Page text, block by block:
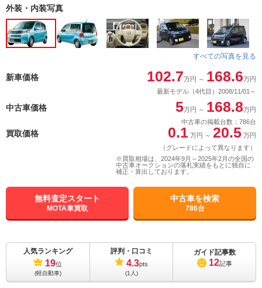
外装・内装写真
すべての写真を見る
新車価格 102.7万円 ～ 168.6万円
最新モデル（4代目）2008/11/01～
中古車価格 5万円 ～ 168.8万円
中古車の掲載台数：786台
買取価格 0.1 万円 ～ 20.5 万円
（グレードによって異なります）
※買取相場は、2024年9月～2025年2月の全国の
中古車オークションの落札実績をもとに独自に
補正・算出しております。
無料査定スタート
MOTA車買取
中古車を検索
786台
人気ランキング
19位
(軽自動車)
評判・口コミ
4.3pts
(1人)
ガイド記事数
12記事